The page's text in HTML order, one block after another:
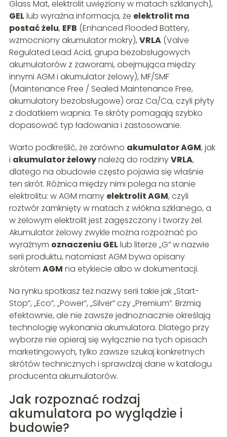
Glass Mat, elektrolit uwięziony w matach szklanych),
GELlub wyraźna informacja, że elektrolit ma
postać żelu, EFB (Enhanced Flooded Battery,
wzmocniony akumulator mokry), VRLA(Valve
Regulated Lead Acid, grupa bezobsługowych
akumulatorów z zaworami, obejmująca między
innymi AGM i akumulator żelowy), MF/SMF
(Maintenance Free / Sealed Maintenance Free,
akumulatory bezobsługowe) oraz Ca/Ca, czyli płyty
z dodatkiem wapnia. Te skróty pomagają szybko
dopasować typ ładowania i zastosowanie.
Warto podkreślić, że zarówno akumulator AGM, jak
i akumulator żelowynależą do rodzinyVRLA,
dlatego na obudowie często pojawia się właśnie
ten skrót. Różnica między nimi polega na stanie
elektrolitu: w AGM mamy elektrolit AGM, czyli
roztwór zamknięty w matach z włókna szklanego, a
w żelowym elektrolit jest zagęszczony i tworzy żel.
Akumulator żelowy zwykle można rozpoznać po
wyraźnym oznaczeniu GELlub literze „G” w nazwie
serii produktu, natomiast AGM bywa opisany
skrótem AGM na etykiecie albo w dokumentacji.
Na rynku spotkasz też nazwy serii takie jak „Start-
Stop”, „Eco”, „Power”, „Silver” czy „Premium”. Brzmią
efektownie, ale nie zawsze jednoznacznie określają
technologię wykonania akumulatora. Dlatego przy
wyborze nie opieraj się wyłącznie na tych opisach
marketingowych, tylko zawsze szukaj konkretnych
skrótów technicznych i sprawdzaj dane w katalogu
producenta akumulatorów.
Jak rozpoznać rodzaj
akumulatora po wyglądzie i
budowie?